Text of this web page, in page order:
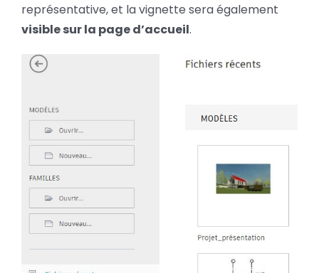
représentative, et la vignette sera également
visible sur la page d’accueil.